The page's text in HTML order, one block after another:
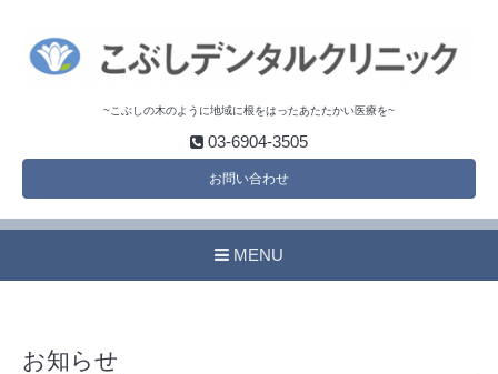
~こぶしの木のように地域に根をはったあたたかい医療を~
03-6904-3505
お問い合わせ
MENU
お知らせ